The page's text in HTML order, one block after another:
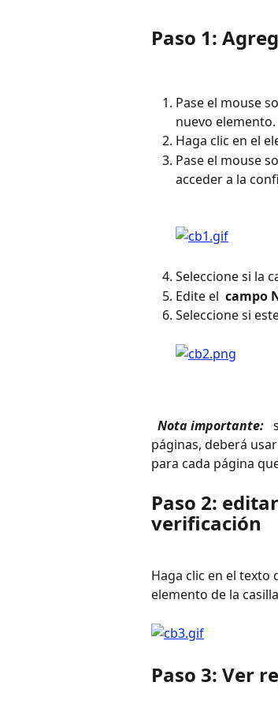
Paso 1:
Pase el mouse
nuevo elemento.
Haga clic en el
Pase el mouse
acceder a la
Seleccione si la
Edite el campo
Seleccione si
Nota importante:
páginas, deberá
para cada página
Paso 2:
verificación
Haga clic en el
elemento de la
Paso 3: Ver